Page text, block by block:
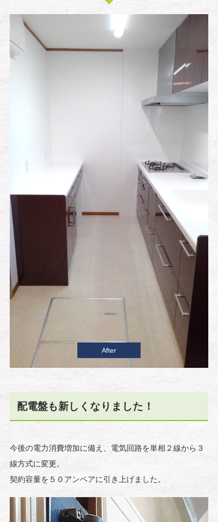
After
配電盤も新しくなりました！
今後の電力消費増加に備え、電気回路を単相２線から３
線方式に変更。
契約容量を５０アンペアに引き上げました。